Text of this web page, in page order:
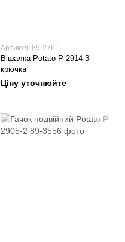
Артикул: 89-2761
Вішалка Potato P-2914-3
крючка
Ціну уточнюйте